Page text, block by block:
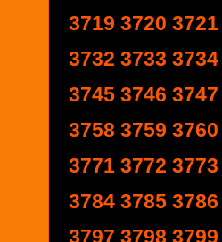
3719 3720 3721
3732 3733 3734
3745 3746 3747
3758 3759 3760
3771 3772 3773
3784 3785 3786
3797 3798 3799